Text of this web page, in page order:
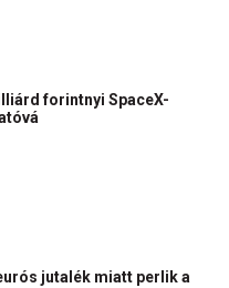
forintnyi SpaceX-
jutalék miatt perlik a